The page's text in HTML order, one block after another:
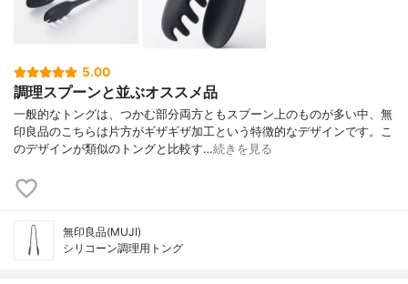
5.00
調理スプーンと並ぶオススメ品
一般的なトングは、つかむ部分両方ともスプーン上のものが多い中、無
印良品のこちらは片方がギザギザ加工という特徴的なデザインです。こ
のデザインが類似のトングと比較す…続きを見る
無印良品(MUJI)
シリコーン調理用トング